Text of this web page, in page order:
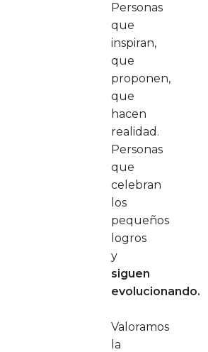
Personas
que
inspiran,
que
proponen,
que
hacen
realidad.
Personas
que
celebran
los
pequeños
logros
y
siguen
evolucionando.
Valoramos
la